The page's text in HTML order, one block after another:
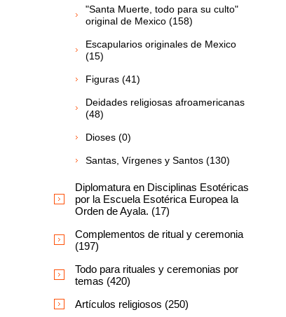
"Santa Muerte, todo para su culto"
original de Mexico (158)
Escapularios originales de Mexico
(15)
Figuras (41)
Deidades religiosas afroamericanas
(48)
Dioses (0)
Santas, Vírgenes y Santos (130)
Diplomatura en Disciplinas Esotéricas
por la Escuela Esotérica Europea la
Orden de Ayala. (17)
Complementos de ritual y ceremonia
(197)
Todo para rituales y ceremonias por
temas (420)
Artículos religiosos (250)